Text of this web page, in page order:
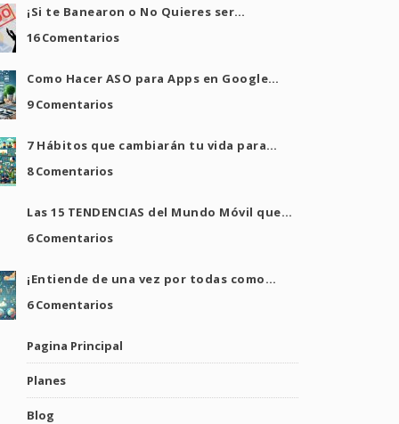
¡Si te Banearon o No Quieres ser…
16 Comentarios
Como Hacer ASO para Apps en Google…
9 Comentarios
7 Hábitos que cambiarán tu vida para…
8 Comentarios
Las 15 TENDENCIAS del Mundo Móvil que…
6 Comentarios
¡Entiende de una vez por todas como…
6 Comentarios
Pagina Principal
Planes
Blog